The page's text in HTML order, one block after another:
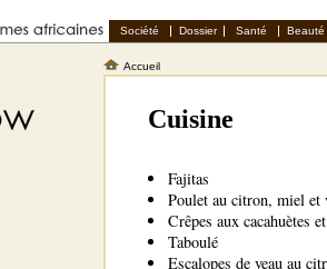
Société Dossier Santé Beauté
Accueil